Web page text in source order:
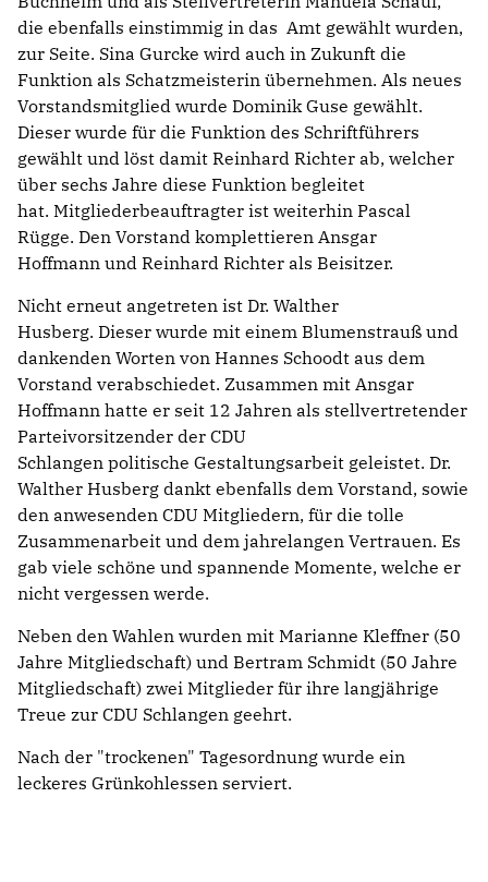
die ebenfalls einstimmig in das Amt gewählt wurden,
zur Seite. Sina Gurcke wird auch in Zukunft die
Funktion als Schatzmeisterin übernehmen. Als neues
Vorstandsmitglied wurde Dominik Guse gewählt.
Dieser wurde für die Funktion des Schriftführers
gewählt und löst damit Reinhard Richter ab, welcher
über sechs Jahre diese Funktion begleitet
hat. Mitgliederbeauftragter ist weiterhin Pascal
Rügge. Den Vorstand komplettieren Ansgar
Hoffmann und Reinhard Richter als Beisitzer.
Nicht erneut angetreten ist Dr. Walther
Husberg. Dieser wurde mit einem Blumenstrauß und
dankenden Worten von Hannes Schoodt aus dem
Vorstand verabschiedet. Zusammen mit Ansgar
Hoffmann hatte er seit 12 Jahren als stellvertretender
Parteivorsitzender der CDU
Schlangen politische Gestaltungsarbeit geleistet. Dr.
Walther Husberg dankt ebenfalls dem Vorstand, sowie
den anwesenden CDU Mitgliedern, für die tolle
Zusammenarbeit und dem jahrelangen Vertrauen. Es
gab viele schöne und spannende Momente, welche er
nicht vergessen werde.
Neben den Wahlen wurden mit Marianne Kleffner (50
Jahre Mitgliedschaft) und Bertram Schmidt (50 Jahre
Mitgliedschaft) zwei Mitglieder für ihre langjährige
Treue zur CDU Schlangen geehrt.
Nach der "trockenen" Tagesordnung wurde ein
leckeres Grünkohlessen serviert.